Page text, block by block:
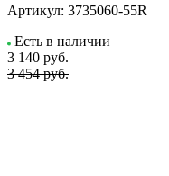
Артикул: 3735060-55R
Есть в наличии
3 140 руб.
3 454 руб.